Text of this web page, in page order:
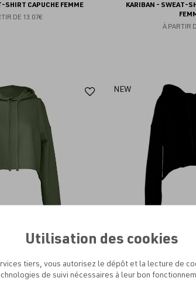
SHIRT CAPUCHE FEMME
DE 13.07€
KARIBAN - SWEAT-
À PARTIR
DE 11.53€
Ajouter
NEW
À PARTIR DE
Utilisation des cookies
tiers, vous autorisez le dépôt et la lecture de
de suivi nécessaires à leur bon